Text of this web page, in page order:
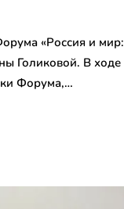
«Россия и мир:
Голиковой. В ходе
Форума,…